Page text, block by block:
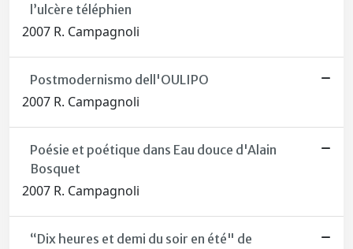
l’ulcère téléphien
2007 R. Campagnoli
Postmodernismo dell'OULIPO
2007 R. Campagnoli
Poésie et poétique dans Eau douce d'Alain
Bosquet
2007 R. Campagnoli
“Dix heures et demi du soir en été" de